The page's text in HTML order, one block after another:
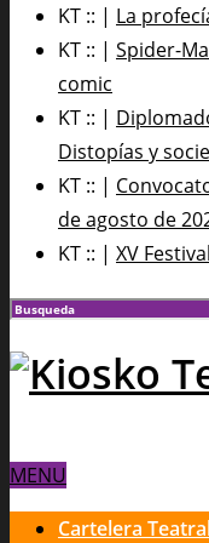
KT :: | La
KT :: | Spider-
comic
KT :: |
Distopías y
KT :: |
de agosto de
KT :: | XV
MENU
Cartelera